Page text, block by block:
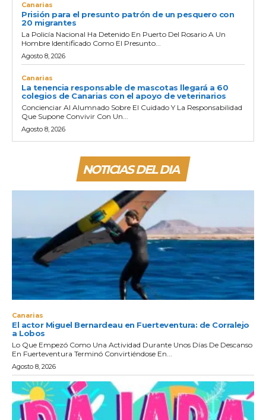
Canarias
Prisión para el presunto patrón de un pesquero con
20 migrantes
La Policía Nacional Ha Detenido En Puerto Del Rosario A Un
Hombre Identificado Como El Presunto...
Agosto 8, 2026
Canarias
La tenencia responsable de mascotas llegará a 60
colegios de Canarias con el apoyo de veterinarios
Concienciar Al Alumnado Sobre El Cuidado Y La Responsabilidad
Que Supone Convivir Con Un...
Agosto 8, 2026
NOTICIAS DEL DIA
Canarias
El actor Miguel Bernardeau en Fuerteventura: de Corralejo
a Lobos
Lo Que Empezó Como Una Actividad Durante Unos Días De Descanso
En Fuerteventura Terminó Convirtiéndose En...
Agosto 8, 2026